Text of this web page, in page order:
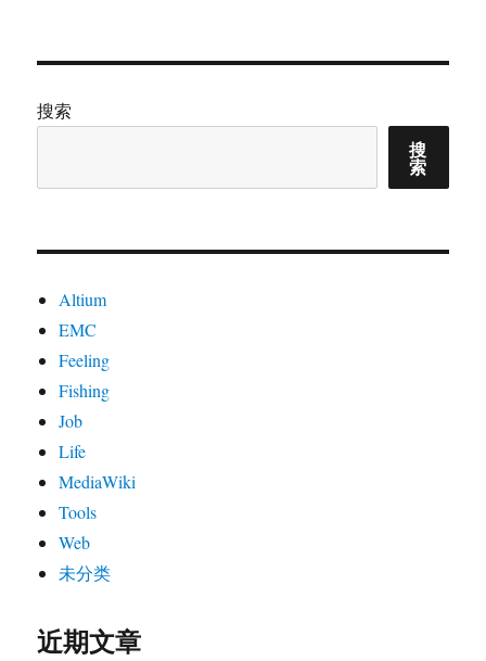
歉，
能
此
搜索
搜
索
Altium
EMC
Feeling
Fishing
Job
Life
MediaWiki
Tools
Web
未分类
近期文章